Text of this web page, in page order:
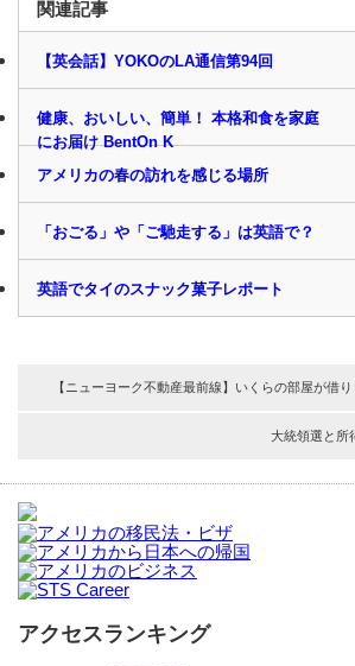
関連記事
【英会話】YOKOのLA通信第94回
健康、おいしい、簡単！ 本格和食を家庭
にお届け BentOn K
アメリカの春の訪れを感じる場所
「おごる」や「ご馳走する」は英語で？
英語でタイのスナック菓子レポート
【ニューヨーク不動産最前線】いくらの部屋が借り
大統領選と所
アクセスランキング